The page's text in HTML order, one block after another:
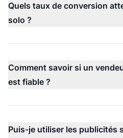
Quels taux de conversion
solo ?
Comment savoir si un
est fiable ?
Puis-je utiliser les publicités